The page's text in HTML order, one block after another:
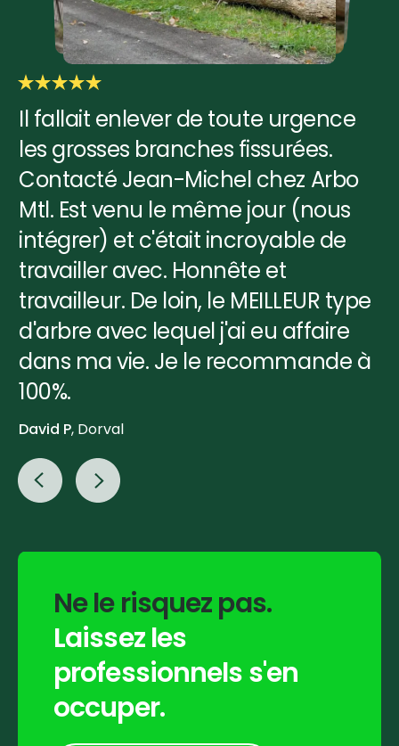
Il fallait enlever de toute urgence
les grosses branches fissurées.
Contacté Jean-Michel chez Arbo
Mtl. Est venu le même jour (nous
intégrer) et c'était incroyable de
travailler avec. Honnête et
travailleur. De loin, le MEILLEUR type
d'arbre avec lequel j'ai eu affaire
dans ma vie. Je le recommande à
100%.
David P, Dorval
Nele risquezpas.
Laissezles
professionnelss'en
occuper.